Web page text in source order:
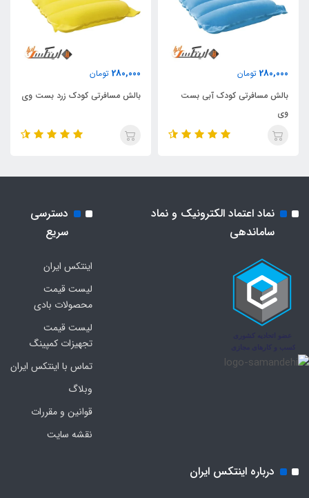
280,000 تومان
بالش مسافرتی کودک آبی بست
وی
280,000 تومان
بالش مسافرتی کودک زرد بست وی
نماد اعتماد الکترونیک و نماد
ساماندهی
دسترسی
سریع
اینتکس ایران
لیست قیمت
محصولات بادی
لیست قیمت
تجهیزات کمپینگ
تماس با اینتکس ایران
وبلاگ
قوانین و مقررات
نقشه سایت
درباره اینتکس ایران